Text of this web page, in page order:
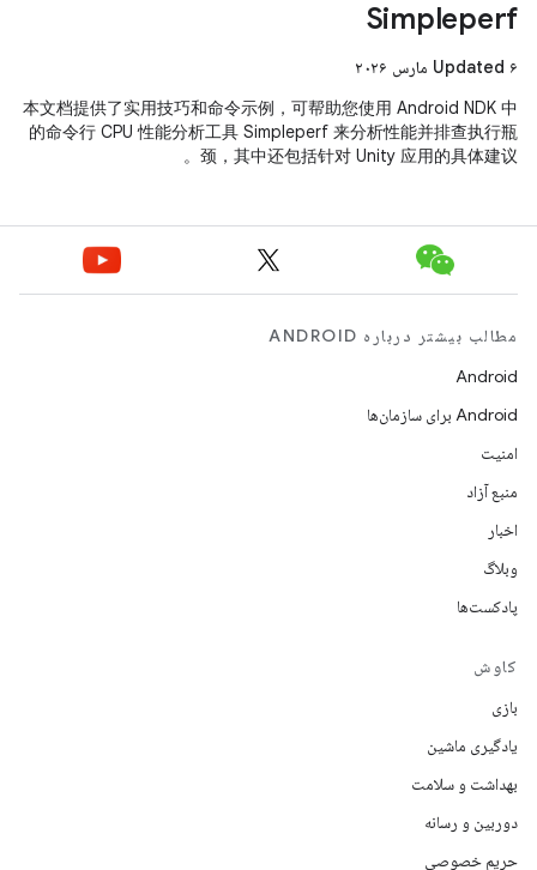
Simpleperf
Updated ۶ مارس ۲۰۲۶
本文档提供了实用技巧和命令示例，可帮助您使用 Android NDK 中
的命令行 CPU 性能分析工具 Simpleperf 来分析性能并排查执行瓶
颈，其中还包括针对 Unity 应用的具体建议。
مطالب بیشتر درباره ANDROID
Android
Android برای سازمان‌ها
امنیت
منبع آزاد
اخبار
وبلاگ
پادکست‌ها
کاوش
بازی
یادگیری ماشین
بهداشت و سلامت
دوربین و رسانه
حریم خصوصی